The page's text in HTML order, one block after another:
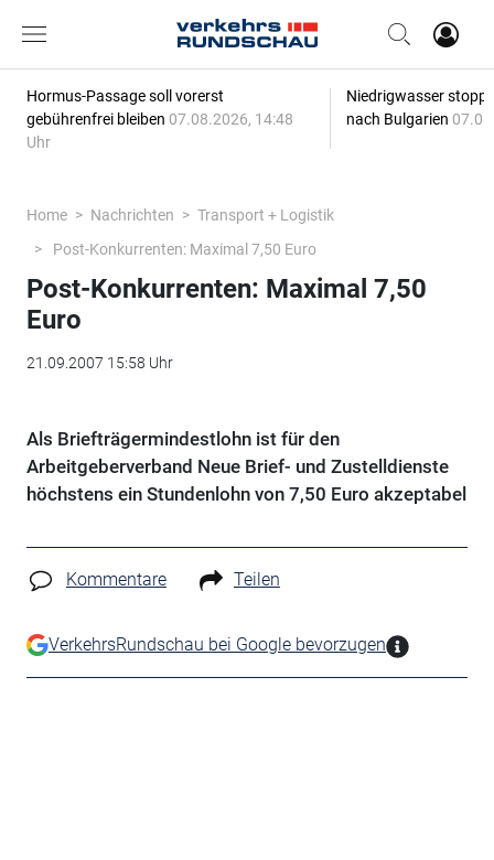
Hormus-Passage soll vorerst
gebührenfrei bleiben 07.08.2026, 14:48
Uhr
Niedrigwasser
nach Bulgarien
Home Nachrichten
Transport + Logistik
Post-Konkurrenten: Maximal 7,50 Euro
Post-Konkurrenten: Maximal 7,50
Euro
21.09.2007 15:58 Uhr
Als Briefträgermindestlohn ist für den
Arbeitgeberverband Neue Brief- und Zustelldienste
höchstens ein Stundenlohn von 7,50 Euro akzeptabel
Kommentare Teilen
VerkehrsRundschau bei Google bevorzugen